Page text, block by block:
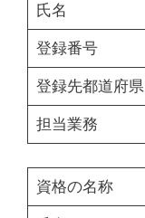
氏名
登録番号
登録先都道府県
担当業務
資格の名称